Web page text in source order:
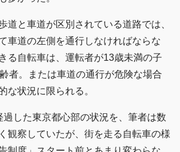
道と車道が区別されている道路では、
車道の左側を通行しなければならな
る自転車は、運転者が13歳未満の子
者。または車道の通行が危険な場合
な状況に限られる。
した東京都心部の状況を、筆者は数
観察していたが、街を走る自転車の様